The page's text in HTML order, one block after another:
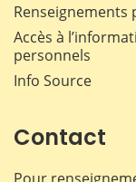
Renseignements
Accès à
personnels
Info Source
Contact